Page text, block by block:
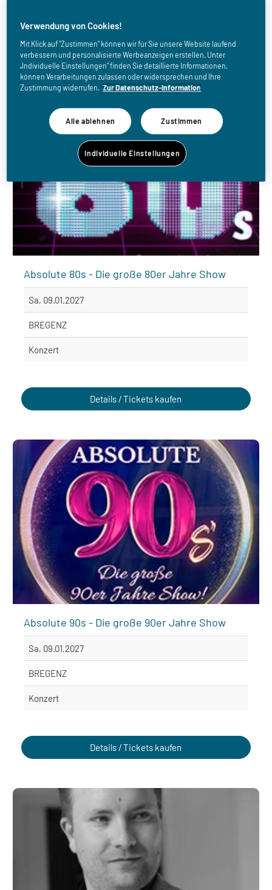
Details / Tickets kaufen
Absolute 80s - Die große 80er Jahre Show
Sa, 09.01.2027
BREGENZ
Konzert
Details / Tickets kaufen
Absolute 90s - Die große 90er Jahre Show
Sa, 09.01.2027
BREGENZ
Konzert
Details / Tickets kaufen
Verwendung von Cookies!
Mit Klick auf "Zustimmen" können wir für Sie unsere Website laufend
verbessern und personalisierte Werbeanzeigen erstellen. Unter
„Individuelle Einstellungen“ finden Sie detaillierte Informationen,
können Verarbeitungen zulassen oder widersprechen und Ihre
Zustimmung widerrufen. Zur Datenschutz-Information
Alle ablehnen Zustimmen
Individuelle Einstellungen